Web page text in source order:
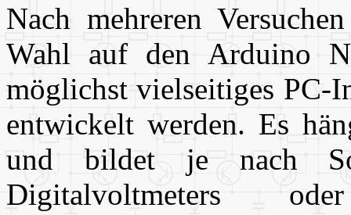
Nach mehreren
Wahl auf den Arduino
möglichst vielseitiges PC-
entwickelt werden. Es
und bildet je nach
Digitalvoltmeters